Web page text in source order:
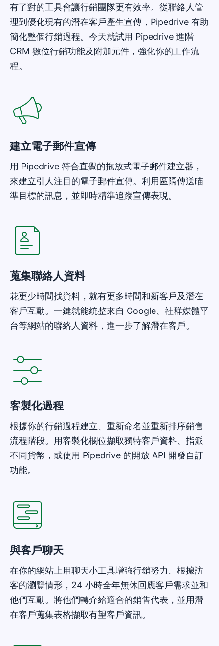
有了對的工具會讓行銷團隊更有效率。從聯絡人管
理到優化現有的潛在客戶產生宣傳，Pipedrive 有助
簡化整個行銷過程。今天就試用 Pipedrive 進階
CRM 數位行銷功能及附加元件，強化你的工作流
程。
建立電子郵件宣傳
用 Pipedrive 符合直覺的拖放式電子郵件建立器，
來建立引人注目的電子郵件宣傳。利用區隔傳送瞄
準目標的訊息，並即時精準追蹤宣傳表現。
蒐集聯絡人資料
花更少時間找資料，就有更多時間和新客戶及潛在
客戶互動。一鍵就能統整來自 Google、社群媒體平
台等網站的聯絡人資料，進一步了解潛在客戶。
客製化過程
根據你的行銷過程建立、重新命名並重新排序銷售
流程階段。用客製化欄位擷取獨特客戶資料、指派
不同貨幣，或使用 Pipedrive 的開放 API 開發自訂
功能。
與客戶聊天
在你的網站上用聊天小工具增強行銷努力。根據訪
客的瀏覽情形，24 小時全年無休回應客戶需求並和
他們互動。將他們轉介給適合的銷售代表，並用潛
在客戶蒐集表格擷取有望客戶資訊。